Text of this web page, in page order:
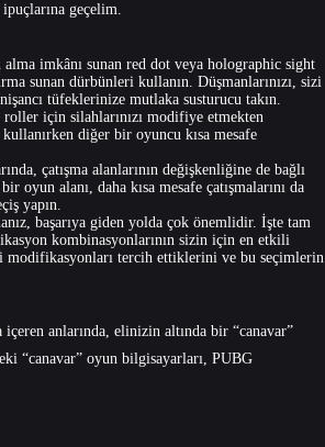
geçelim.
imkânı sunan red dot veya holographic sight
sunan dürbünleri kullanın. Düşmanlarınızı, sizi
tüfeklerinize mutlaka susturucu takın.
için silahlarınızı modifiye etmekten
diğer bir oyuncu kısa mesafe
çatışma alanlarının değişkenliğine de bağlı
oyun alanı, daha kısa mesafe çatışmalarını da
yapın.
başarıya giden yolda çok önemlidir. İşte tam
kombinasyonlarının sizin için en etkili
modifikasyonları tercih ettiklerini ve bu seçimlerin
anlarında, elinizin altında bir “canavar”
“canavar” oyun bilgisayarları, PUBG